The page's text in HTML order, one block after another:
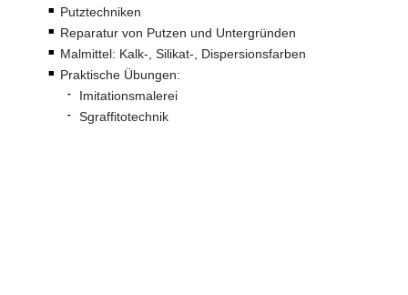
Putztechniken
Reparatur von Putzen und Untergründen
Malmittel: Kalk-, Silikat-, Dispersionsfarben
Praktische Übungen:
Imitationsmalerei
Sgraffitotechnik